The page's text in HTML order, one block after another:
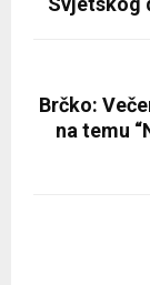
Brčko:
na temu